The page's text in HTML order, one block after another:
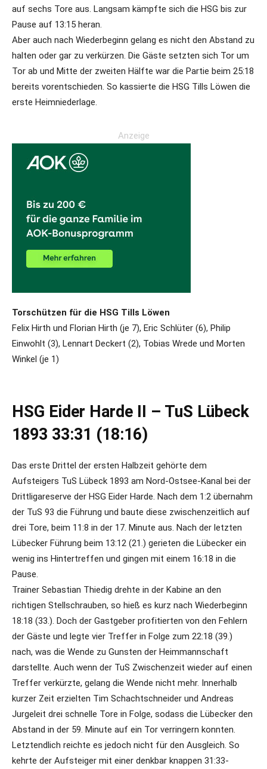
auf sechs Tore aus. Langsam kämpfte sich die HSG bis zur
Pause auf 13:15 heran.
Aber auch nach Wiederbeginn gelang es nicht den Abstand zu
halten oder gar zu verkürzen. Die Gäste setzten sich Tor um
Tor ab und Mitte der zweiten Hälfte war die Partie beim 25:18
bereits vorentschieden. So kassierte die HSG Tills Löwen die
erste Heimniederlage.
Anzeige
Torschützen für die HSG Tills Löwen
Felix Hirth und Florian Hirth (je 7), Eric Schlüter (6), Philip
Einwohlt (3), Lennart Deckert (2), Tobias Wrede und Morten
Winkel (je 1)
HSG Eider Harde II – TuS Lübeck
1893 33:31 (18:16)
Das erste Drittel der ersten Halbzeit gehörte dem
Aufsteigers TuS Lübeck 1893 am Nord-Ostsee-Kanal bei der
Drittligareserve der HSG Eider Harde. Nach dem 1:2 übernahm
der TuS 93 die Führung und baute diese zwischenzeitlich auf
drei Tore, beim 11:8 in der 17. Minute aus. Nach der letzten
Lübecker Führung beim 13:12 (21.) gerieten die Lübecker ein
wenig ins Hintertreffen und gingen mit einem 16:18 in die
Pause.
Trainer Sebastian Thiedig drehte in der Kabine an den
richtigen Stellschrauben, so hieß es kurz nach Wiederbeginn
18:18 (33.). Doch der Gastgeber profitierten von den Fehlern
der Gäste und legte vier Treffer in Folge zum 22:18 (39.)
nach, was die Wende zu Gunsten der Heimmannschaft
darstellte. Auch wenn der TuS Zwischenzeit wieder auf einen
Treffer verkürzte, gelang die Wende nicht mehr. Innerhalb
kurzer Zeit erzielten Tim Schachtschneider und Andreas
Jurgeleit drei schnelle Tore in Folge, sodass die Lübecker den
Abstand in der 59. Minute auf ein Tor verringern konnten.
Letztendlich reichte es jedoch nicht für den Ausgleich. So
kehrte der Aufsteiger mit einer denkbar knappen 31:33-